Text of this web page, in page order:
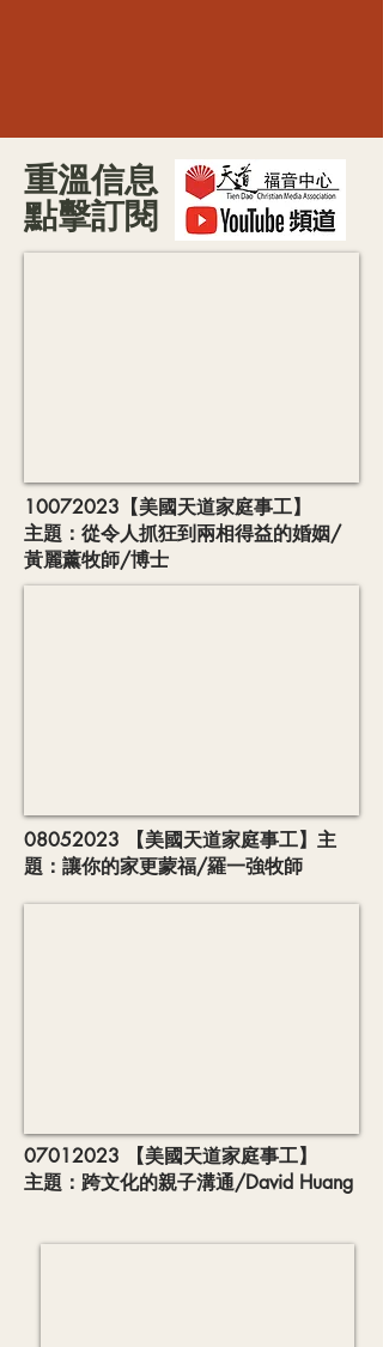
重溫信息
點擊訂閱
10072023 【美國天道家庭事工】
主題：從令人抓狂到兩相得益的婚姻/
黃麗薰牧師/博士
08052023 【美國天道家庭事工】主
題：讓你的家更蒙福/羅一強牧師
07012023 【美國天道家庭事工】
主題：跨文化的親子溝通/David Huang